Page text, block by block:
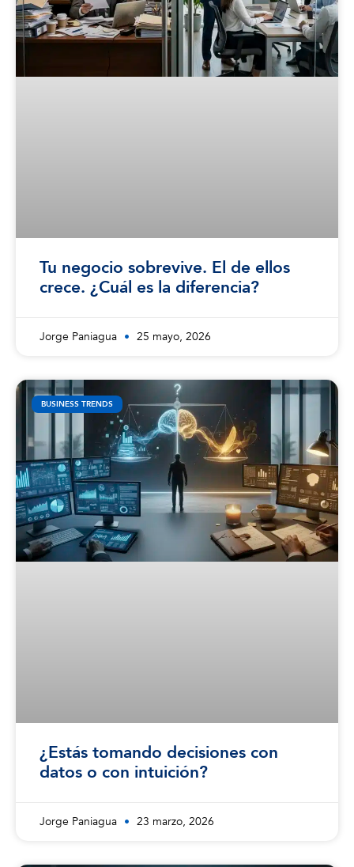
Tu negocio sobrevive. El de ellos
crece. ¿Cuál es la diferencia?
Jorge Paniagua 25 mayo, 2026
BUSINESS TRENDS
¿Estás tomando decisiones con
datos o con intuición?
Jorge Paniagua 23 marzo, 2026